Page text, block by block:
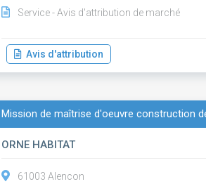
Service - Avis d'attribution de marché
Avis d'attribution
Mission de maîtrise d'oeuvre construction
ORNE HABITAT
61003 Alencon